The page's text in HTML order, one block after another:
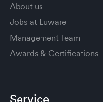
About us
Jobs at Luware
Management Team
Awards & Certifications
Service